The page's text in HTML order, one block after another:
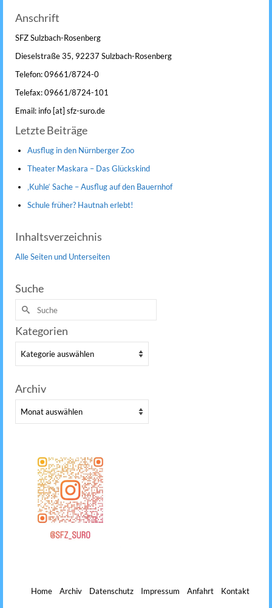
Anschrift
SFZ Sulzbach-Rosenberg
Dieselstraße 35, 92237 Sulzbach-Rosenberg
Telefon: 09661/8724-0
Telefax: 09661/8724-101
Email: info [at] sfz-suro.de
Letzte Beiträge
Ausflug in den Nürnberger Zoo
Theater Maskara – Das Glückskind
‚Kuhle‘ Sache – Ausflug auf den Bauernhof
Schule früher? Hautnah erlebt!
Inhaltsverzeichnis
Alle Seiten und Unterseiten
Suche
Suche
nach:
Kategorien
Kategorien
Archiv
Archiv
Home Archiv Datenschutz Impressum Anfahrt Kontakt